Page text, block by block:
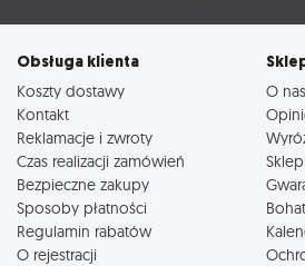
Obsługa klienta
Koszty dostawy
Kontakt
Reklamacje i zwroty
Czas realizacji zamówień
Bezpieczne zakupy
Sposoby płatności
Regulamin rabatów
O rejestracji
O nas